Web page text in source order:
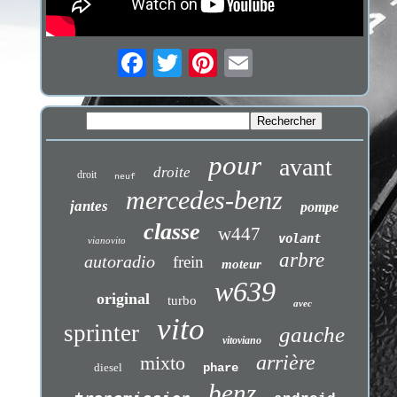
droit neuf droite pour avant
jantes mercedes-benz pompe
vianovito classe w447 volant
autoradio frein moteur arbre
original turbo w639 avec
sprinter vito vitoviano gauche
diesel mixto phare arrière